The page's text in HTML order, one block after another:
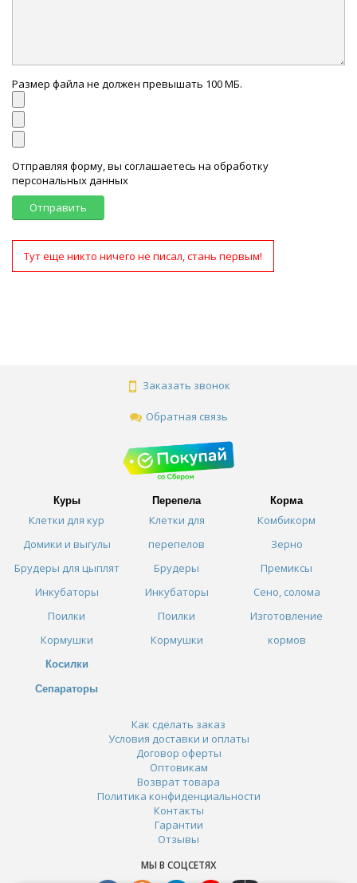
Размер файла не должен превышать 100 МБ.
Отправляя форму, вы соглашаетесь на обработку
персональных данных
Отправить
Тут еще никто ничего не писал, стань первым!
Заказать звонок
Обратная связь
Куры
Клетки для кур
Домики и выгулы
Брудеры для цыплят
Инкубаторы
Поилки
Кормушки
Косилки
Сепараторы
Перепела
Клетки для
перепелов
Брудеры
Инкубаторы
Поилки
Кормушки
Корма
Комбикорм
Зерно
Премиксы
Сено, солома
Изготовление
кормов
Как сделать заказ
Условия доставки и оплаты
Договор оферты
Оптовикам
Возврат товара
Политика конфиденциальности
Контакты
Гарантии
Отзывы
МЫ В СОЦСЕТЯХ